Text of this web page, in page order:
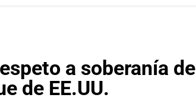
a soberanía de
de EE.UU.